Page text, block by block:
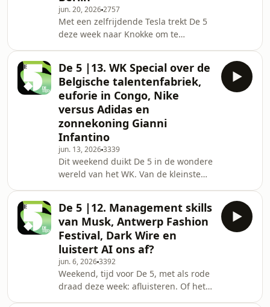
Weekend: Sofie Vanlommel Productie:
Karel Dierickx, Ella Van Eynde en Lara
DroessaertSee omnyst
jun. 20, 20262757
Met een zelfrijdende Tesla trekt De 5
deze week naar Knokke om te
Afghanistan en het WK, waar de
Belgische influencer C&eacute;line
Dept serieus aan het scoren is.
Hoeveel ze daarmee verdient, ontdek
je in deze aflevering. Host: Erwin
Deckers Gasten: Bas Kurstjens, An
Bogaerts, Matthias Verbergt en Pieter
Verlee Chef Weekend: Sofi
De 5 |13. WK Special over de
Belgische talentenfabriek,
euforie in Congo, Nike
versus Adidas en
zonnekoning Gianni
Infantino
jun. 13, 20263339
Dit weekend duikt De 5 in de wondere
wereld van het WK. Van de kleinste
moeten opvolgen. Big shoes to fill.
Maar zijn dat er dan van Nike of
Adidas? Ontdek het in deze
aflevering! Host: Erwin Deckers
Gasten: Gilles Mbiye-Beya, Pieter
Lambrecht, Els Maes en Bas
KurstjensChef Weekend: Sofie
VanlommelProductie: Karel Dierickx,
De 5 |12. Management skills
van Musk, Antwerp Fashion
Festival, Dark Wire en
luistert AI ons af?
jun. 6, 20263392
Weekend, tijd voor De 5, met als rode
draad deze week: afluisteren. Of het